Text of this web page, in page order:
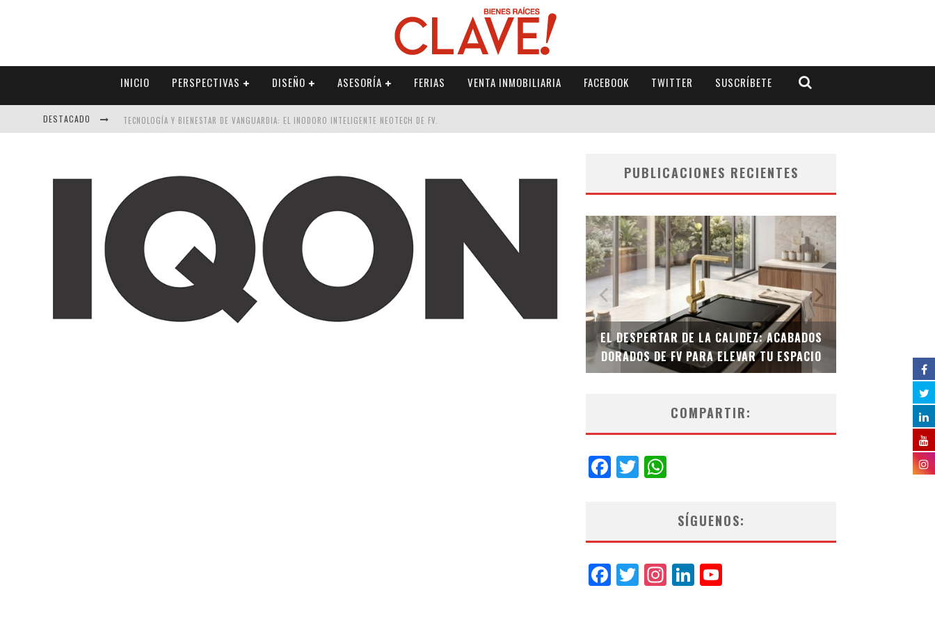
INICIO PERSPECTIVAS DISEÑO ASESORÍA FERIAS VENTA INMOBILIARIA FACEBOOK TWITTER SUSCRÍBETE
DESTACADO TECNOLOGÍA Y BIENESTAR DE VANGUARDIA: EL INODORO INTELIGENTE NEOTECH DE FV.
ALEXANDRA BEDOYA – LA CONSTANCIA DETRÁS DE LA PALETERÍA
EL DESPERTAR DE LA CALIDEZ: ACABADOS DORADOS DE FV PARA ELEVAR TU ESPACIO
PUBLICACIONES RECIENTES
EL DESPERTAR DE LA CALIDEZ: ACABADOS
DORADOS DE FV PARA ELEVAR TU ESPACIO
EL INODORO
COMPARTIR:
Facebook
Twitter
SÍGUENOS:
Facebook
Twitter
Instagram
LinkedIn